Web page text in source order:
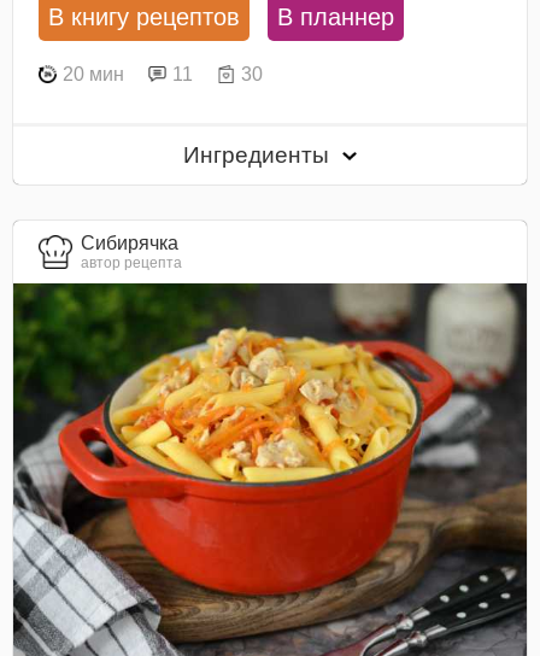
В книгу рецептов В планнер
20 мин 11 30
Ингредиенты
Сибирячка
автор рецепта